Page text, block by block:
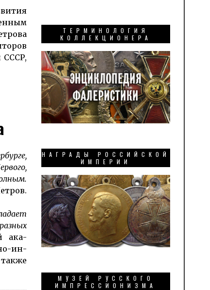
СССР,
ака­
ин­
ТЕРМИНОЛОГИЯ
КОЛЛЕКЦИОНЕРА
НАГРАДЫ РОССИЙСКОЙ
ИМПЕРИИ
МУЗЕЙ РУССКОГО
ИМПРЕССИОНИЗМА